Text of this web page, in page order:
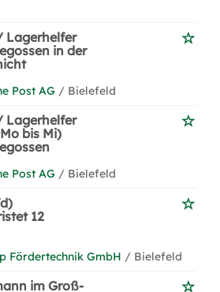
Lagerhelfer
in der
Post AG / Bielefeld
Lagerhelfer
bis Mi)
Post AG / Bielefeld
12
Fördertechnik GmbH / Bielefeld
im Groß-